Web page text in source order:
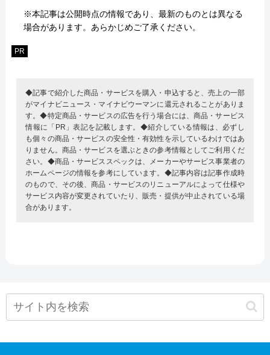
※本記事は公開時点の情報であり、最新のものとは異なる
場合があります。あらかじめご了承ください。
PR
◆記事で紹介した商品・サービスを購入・申込すると、売上の一部
がマイナビニュース・マイナビウーマンに還元されることがありま
す。◆特定商品・サービスの広告を行う場合には、商品・サービス
情報に「PR」表記を記載します。◆紹介している情報は、必ずし
も個々の商品・サービスの安全性・有効性を示しているわけではあ
りません。商品・サービスを選ぶときの参考情報としてご利用くだ
さい。◆商品・サービススペックは、メーカーやサービス事業者の
ホームページの情報を参考にしています。◆記事内容は記事作成時
のもので、その後、商品・サービスのリニューアルによって仕様や
サービス内容が変更されていたり、販売・提供が中止されている場
合があります。